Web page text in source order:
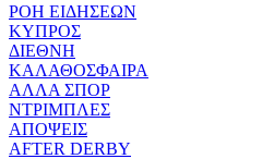
ΡΟΗ ΕΙΔΗΣΕΩΝ
ΚΥΠΡΟΣ
ΔΙΕΘΝΗ
ΚΑΛΑΘΟΣΦΑΙΡΑ
ΑΛΛΑ ΣΠΟΡ
ΝΤΡΙΜΠΛΕΣ
ΑΠΟΨΕΙΣ
AFTER DERBY